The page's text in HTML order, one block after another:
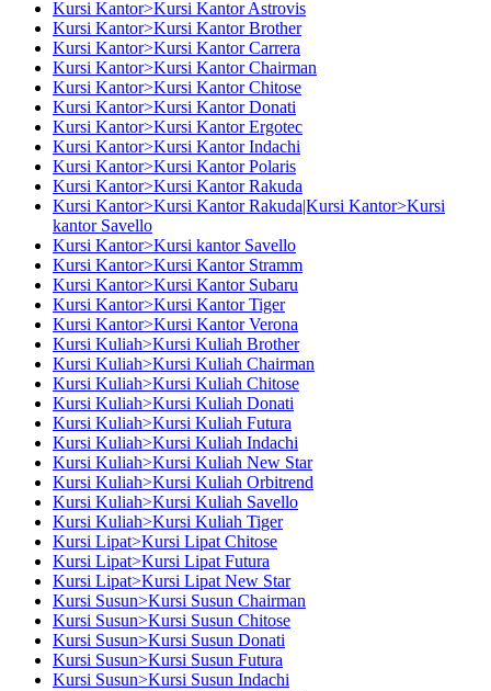
Kursi Kantor>Kursi Kantor Astrovis
Kursi Kantor>Kursi Kantor Brother
Kursi Kantor>Kursi Kantor Carrera
Kursi Kantor>Kursi Kantor Chairman
Kursi Kantor>Kursi Kantor Chitose
Kursi Kantor>Kursi Kantor Donati
Kursi Kantor>Kursi Kantor Ergotec
Kursi Kantor>Kursi Kantor Indachi
Kursi Kantor>Kursi Kantor Polaris
Kursi Kantor>Kursi Kantor Rakuda
Kursi Kantor>Kursi Kantor Rakuda|Kursi Kantor>Kursi
kantor Savello
Kursi Kantor>Kursi kantor Savello
Kursi Kantor>Kursi Kantor Stramm
Kursi Kantor>Kursi Kantor Subaru
Kursi Kantor>Kursi Kantor Tiger
Kursi Kantor>Kursi Kantor Verona
Kursi Kuliah>Kursi Kuliah Brother
Kursi Kuliah>Kursi Kuliah Chairman
Kursi Kuliah>Kursi Kuliah Chitose
Kursi Kuliah>Kursi Kuliah Donati
Kursi Kuliah>Kursi Kuliah Futura
Kursi Kuliah>Kursi Kuliah Indachi
Kursi Kuliah>Kursi Kuliah New Star
Kursi Kuliah>Kursi Kuliah Orbitrend
Kursi Kuliah>Kursi Kuliah Savello
Kursi Kuliah>Kursi Kuliah Tiger
Kursi Lipat>Kursi Lipat Chitose
Kursi Lipat>Kursi Lipat Futura
Kursi Lipat>Kursi Lipat New Star
Kursi Susun>Kursi Susun Chairman
Kursi Susun>Kursi Susun Chitose
Kursi Susun>Kursi Susun Donati
Kursi Susun>Kursi Susun Futura
Kursi Susun>Kursi Susun Indachi